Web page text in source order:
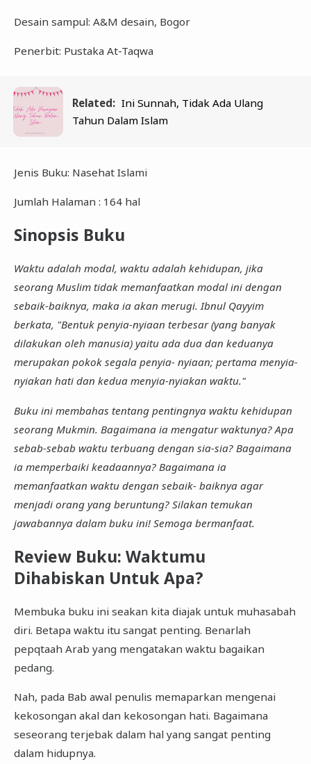
Desain sampul: A&M desain, Bogor
Penerbit: Pustaka At-Taqwa
Related: Ini Sunnah, Tidak Ada Ulang
Tahun Dalam Islam
Jenis Buku: Nasehat Islami
Jumlah Halaman : 164 hal
Sinopsis Buku
Waktu adalah modal, waktu adalah kehidupan, jika
seorang Muslim tidak memanfaatkan modal ini dengan
sebaik-baiknya, maka ia akan merugi. Ibnul Qayyim
berkata, "Bentuk penyia-nyiaan terbesar (yang banyak
dilakukan oleh manusia) yaitu ada dua dan keduanya
merupakan pokok segala penyia- nyiaan; pertama menyia-
nyiakan hati dan kedua menyia-nyiakan waktu."
Buku ini membahas tentang pentingnya waktu kehidupan
seorang Mukmin. Bagaimana ia mengatur waktunya? Apa
sebab-sebab waktu terbuang dengan sia-sia? Bagaimana
ia memperbaiki keadaannya? Bagaimana ia
memanfaatkan waktu dengan sebaik- baiknya agar
menjadi orang yang beruntung? Silakan temukan
jawabannya dalam buku ini! Semoga bermanfaat.
Review Buku: Waktumu
Dihabiskan Untuk Apa?
Membuka buku ini seakan kita diajak untuk muhasabah
diri. Betapa waktu itu sangat penting. Benarlah
pepqtaah Arab yang mengatakan waktu bagaikan
pedang.
Nah, pada Bab awal penulis memaparkan mengenai
kekosongan akal dan kekosongan hati. Bagaimana
seseorang terjebak dalam hal yang sangat penting
dalam hidupnya.